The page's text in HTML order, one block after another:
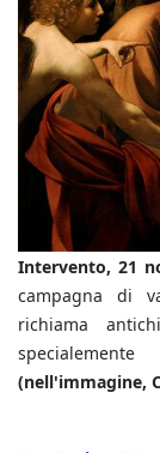
Intervento, 21
campagna di
richiama
(nell'immagine,